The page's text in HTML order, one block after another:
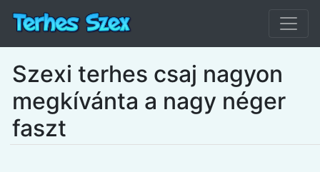
Szexi terhes csaj nagyon
megkívánta a nagy néger
faszt